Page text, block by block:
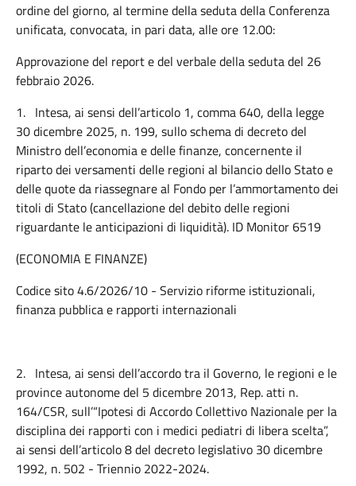
ordine del giorno, al termine della seduta della Conferenza
unificata, convocata, in pari data, alle ore 12.00:
Approvazione del report e del verbale della seduta del 26
febbraio 2026.
1. Intesa, ai sensi dell’articolo 1, comma 640, della legge
30 dicembre 2025, n. 199, sullo schema di decreto del
Ministro dell’economia e delle finanze, concernente il
riparto dei versamenti delle regioni al bilancio dello Stato e
delle quote da riassegnare al Fondo per l’ammortamento dei
titoli di Stato (cancellazione del debito delle regioni
riguardante le anticipazioni di liquidità). ID Monitor 6519
(ECONOMIA E FINANZE)
Codice sito 4.6/2026/10 - Servizio riforme istituzionali,
finanza pubblica e rapporti internazionali
2. Intesa, ai sensi dell’accordo tra il Governo, le regioni e le
province autonome del 5 dicembre 2013, Rep. atti n.
164/CSR, sull’“Ipotesi di Accordo Collettivo Nazionale per la
disciplina dei rapporti con i medici pediatri di libera scelta”,
ai sensi dell’articolo 8 del decreto legislativo 30 dicembre
1992, n. 502 - Triennio 2022-2024.